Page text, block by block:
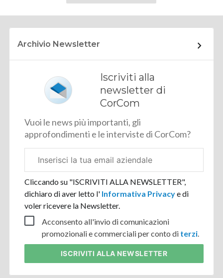
precedente
successiva
Archivio Newsletter
Iscriviti alla
newsletter di
CorCom
Vuoi le news più importanti, gli
approfondimenti e le interviste di CorCom?
aziendale
Cliccando su "ISCRIVITI ALLA NEWSLETTER",
dichiaro di aver letto l' Informativa Privacye di
voler ricevere la Newsletter.
Acconsento all'invio di comunicazioni
promozionali e commerciali per conto di terzi.
ISCRIVITI ALLA NEWSLETTER